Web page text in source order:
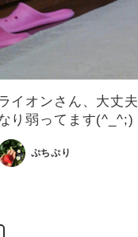
イオンさん、大丈
り弱ってます(^_^;)
ぷちぷり